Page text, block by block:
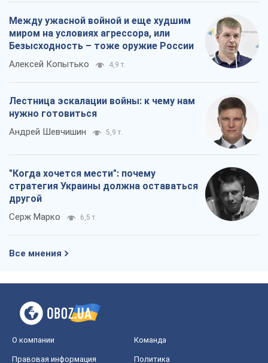
Между ужасной войной и еще худшим
миром на условиях агрессора, или
Безысходность – тоже оружие России
Алексей Копытько 4,9 т.
Лестница эскалации войны: к чему нам
нужно готовиться
Андрей Шевчишин 5,9 т.
"Когда хочется мести": почему
стратегия Украины должна оставаться
другой
Серж Марко 6,5 т.
Все мнения
О компании Команда
Правовая информация
Политика